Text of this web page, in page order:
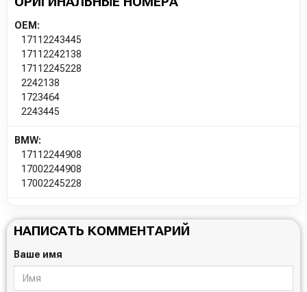
OEM:
17112243445
17112242138
17112245228
2242138
1723464
2243445
BMW:
17112244908
17002244908
17002245228
НАПИСАТЬ КОММЕНТАРИЙ
Ваше имя